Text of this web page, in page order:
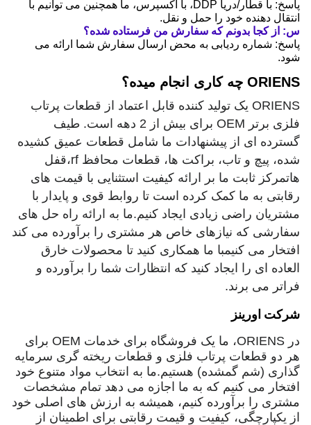
پاسخ: با قطار/دریا DDP، با اکسپرس، ما همچنین می توانیم با
انتقال دهنده خود را حمل و نقل.
س: از کجا بدونم که سفارش من فرستاده شده؟
پاسخ: شماره ردیابی به محض ارسال سفارش شما ارائه می
شود.
ORIENS چه کاری انجام میده؟
ORIENS یک تولید کننده قابل اعتماد از قطعات پرتاب
فلزی برتر OEM برای بیش از 2 دهه است. طیف
گسترده ای از پیشنهادات ما شامل قطعات عمیق کشیده
شده، پیچ و تاب، براکت ها، قطعات محافظ rf،قفل
هاتمرکز ثابت ما بر ارائه کیفیت استثنایی با قیمت های
رقابتی به ما کمک کرده است تا روابط قوی و پایدار با
مشتریان راضی زیادی ایجاد کنیم.ما به ارائه راه حل های
سفارشی که نیازهای خاص هر مشتری را برآورده می کند
افتخار می کنیمبا ما همکاری کنید تا محصولات خارق
العاده ای را ایجاد کنید که انتظارات شما را برآورده و
فراتر می برند.
شرکت اورینز
در ORIENS، ما یک فروشگاه برای خدمات OEM برای
هر دو قطعات پرتاب فلزی و قطعات ریخته گری سرمایه
گذاری (شم گمشده) هستیم.ما به انتخاب مواد متنوع خود
افتخار می کنیم که به ما اجازه می دهد تمام مشخصات
مشتری را برآورده کنیم، همیشه به ارزش های اصلی خود
از یکپارچگی، کیفیت و قیمت رقابتی برای اطمینان از